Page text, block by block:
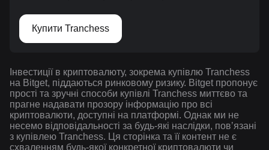
Купити Tranchess
Інвестиції в криптовалюту, зокрема купівлю Tranchess
на Bitget, піддаються ринковому ризику. Bitget пропонує
прості та зручні способи купівлі Tranchess миттєво та
прагне надавати прозору інформацію про всі
криптовалюти, доступні на платформі. Однак ми не
несемо відповідальності за будь-які наслідки, повʼязані
з купівлею Tranchess. Ця сторінка та її контент не є
схваленням будь-якої конкретної криптовалюти чи